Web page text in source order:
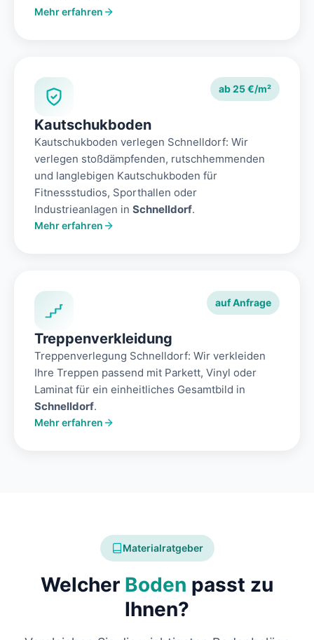
Mehr erfahren
ab 25 €/m²
Kautschukboden
Kautschukboden verlegen Schnelldorf: Wir
verlegen stoßdämpfenden, rutschhemmenden
und langlebigen Kautschukboden für
Fitnessstudios, Sporthallen oder
Industrieanlagen in Schnelldorf.
Mehr erfahren
auf Anfrage
Treppenverkleidung
Treppenverlegung Schnelldorf: Wir verkleiden
Ihre Treppen passend mit Parkett, Vinyl oder
Laminat für ein einheitliches Gesamtbild in
Schnelldorf.
Mehr erfahren
Materialratgeber
Welcher Boden passt zu
Ihnen?